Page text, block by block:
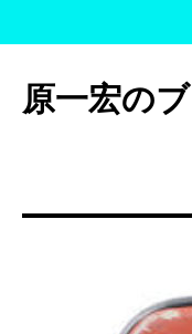
テ
ン
ッ
原一宏の